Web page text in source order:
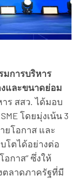
มการบริหาร
และขนาดย่อม
ร สสว. ได้มอบ
โดยมุ่งเน้น 3
ยโอกาส และ
บโตได้อย่างต่อ
อกาส” ซึ่งให้
ตลาดภาครัฐที่มี